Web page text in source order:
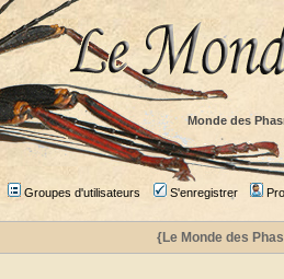
Monde des
Groupes d'utilisateurs S'enregistrer
{Le Monde des